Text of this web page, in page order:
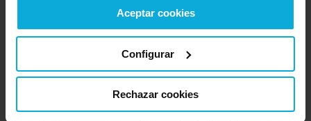
Aceptar cookies
Configurar
Rechazar cookies
Empresa valorada:
Acquajet
Empresa que ofrece servicio en:
4.0
Opinión de: Anónimo